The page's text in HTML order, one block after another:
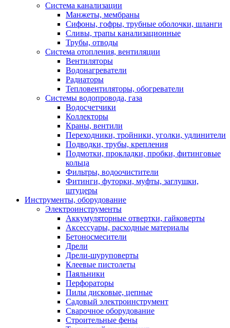
Система канализации
Манжеты, мембраны
Сифоны, гофры, трубные оболочки, шланги
Сливы, трапы канализационные
Трубы, отводы
Система отопления, вентиляции
Вентиляторы
Водонагреватели
Радиаторы
Тепловентиляторы, обогреватели
Системы водопровода, газа
Водосчетчики
Коллекторы
Краны, вентили
Переходники, тройники, уголки, удлинители
Подводки, трубы, крепления
Подмотки, прокладки, пробки, фитинговые
кольца
Фильтры, водоочистители
Фитинги, футорки, муфты, заглушки,
штуцеры
Инструменты, оборудование
Электроинструменты
Аккумуляторные отвертки, гайковерты
Аксессуары, расходные материалы
Бетоносмесители
Дрели
Дрели-шуруповерты
Клеевые пистолеты
Паяльники
Перфораторы
Пилы дисковые, цепные
Садовый электроинструмент
Сварочное оборудование
Строительные фены